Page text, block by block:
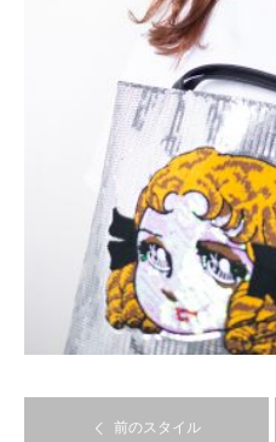
前のスタイル